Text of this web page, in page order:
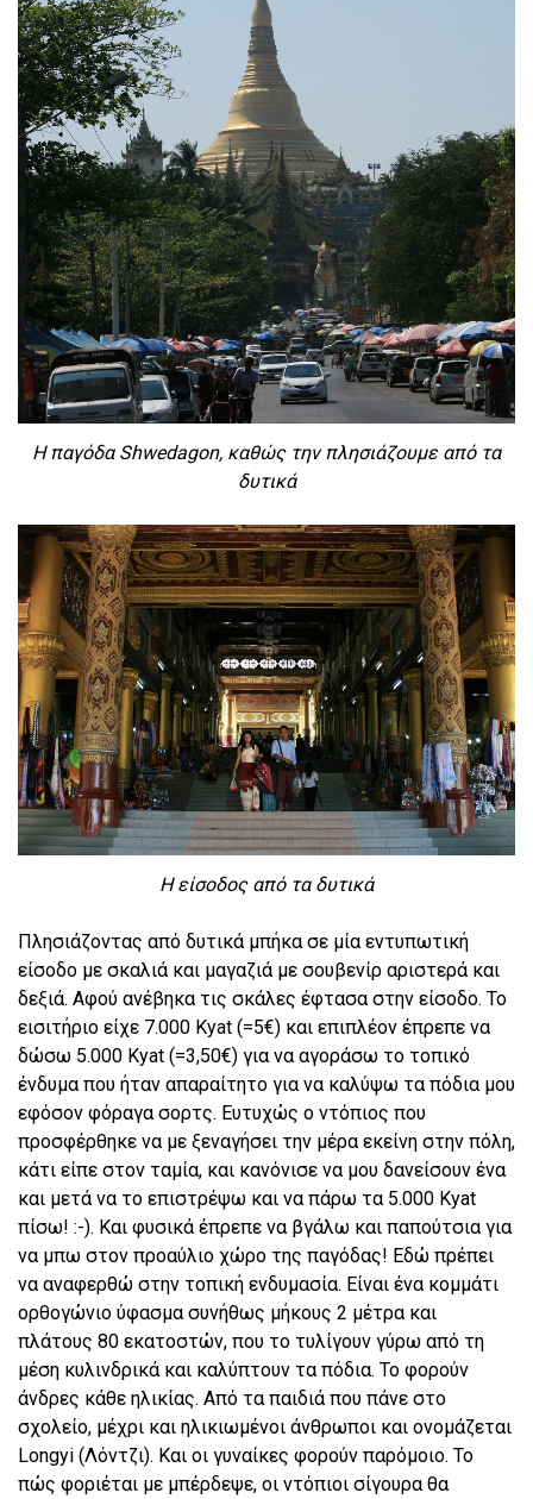
Η παγόδα Shwedagon, καθώς την πλησιάζουμε από τα
δυτικά
Η είσοδος από τα δυτικά
Πλησιάζοντας από δυτικά μπήκα σε μία εντυπωτική
είσοδο με σκαλιά και μαγαζιά με σουβενίρ αριστερά και
δεξιά. Αφού ανέβηκα τις σκάλες έφτασα στην είσοδο. Το
εισιτήριο είχε 7.000 Kyat (=5€) και επιπλέον έπρεπε να
δώσω 5.000 Kyat (=3,50€) για να αγοράσω το τοπικό
ένδυμα που ήταν απαραίτητο για να καλύψω τα πόδια μου
εφόσον φόραγα σορτς. Ευτυχώς ο ντόπιος που
προσφέρθηκε να με ξεναγήσει την μέρα εκείνη στην πόλη,
κάτι είπε στον ταμία, και κανόνισε να μου δανείσουν ένα
και μετά να το επιστρέψω και να πάρω τα 5.000 Kyat
πίσω! :-). Και φυσικά έπρεπε να βγάλω και παπούτσια για
να μπω στον προαύλιο χώρο της παγόδας! Εδώ πρέπει
να αναφερθώ στην τοπική ενδυμασία. Είναι ένα κομμάτι
ορθογώνιο ύφασμα συνήθως μήκους 2 μέτρα και
πλάτους 80 εκατοστών, που το τυλίγουν γύρω από τη
μέση κυλινδρικά και καλύπτουν τα πόδια. Το φορούν
άνδρες κάθε ηλικίας. Από τα παιδιά που πάνε στο
σχολείο, μέχρι και ηλικιωμένοι άνθρωποι και ονομάζεται
Longyi (Λόντζι). Και οι γυναίκες φορούν παρόμοιο. Το
πώς φοριέται με μπέρδεψε, οι ντόπιοι σίγουρα θα